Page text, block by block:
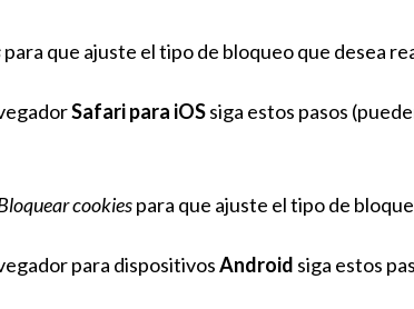
para que ajuste el tipo de bloqueo que desea
Safari para iOSsiga estos pasos
cookiespara que ajuste el tipo de
para dispositivosAndroid siga estos